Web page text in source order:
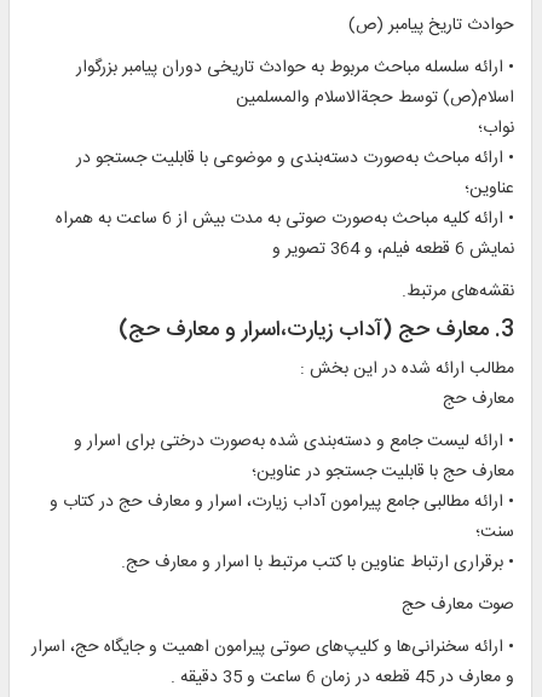
حوادث تاريخ پيامبر (ص)
• ارائه سلسله مباحث مربوط به حوادث تاريخی دوران پيامبر بزرگوار
اسلام‏(ص) توسط حجةالاسلام والمسلمين
نواب؛
• ارائه مباحث به‌صورت دسته‌بندی و موضوعی با قابليت جستجو در
عناوين؛
• ارائه کليه مباحث به‌صورت صوتی به‌ مدت بيش از 6 ساعت به همراه
نمايش 6 قطعه فيلم، و 364 تصوير و
نقشه‌های مرتبط.
3. معارف حج (آداب زیارت،اسرار و معارف‏ حج)
مطالب ارائه شده در اين بخش :
معارف حج
• ارائه ليست جامع و دسته‌بندی شده به‌صورت درختی برای اسرار و
معارف حج با قابليت جستجو در عناوين؛
• ارائه مطالبی جامع پيرامون آداب زيارت، اسرار و معارف حج در کتاب و
سنت؛
• برقراری ارتباط عناوين با کتب مرتبط با اسرار و معارف حج.
صوت معارف حج
• ارائه سخنرانی‌ها و کلیپ‌های صوتی پيرامون اهميت و جایگاه حج، اسرار
و معارف در 45 قطعه در زمان 6 ساعت و 35 دقیقه .